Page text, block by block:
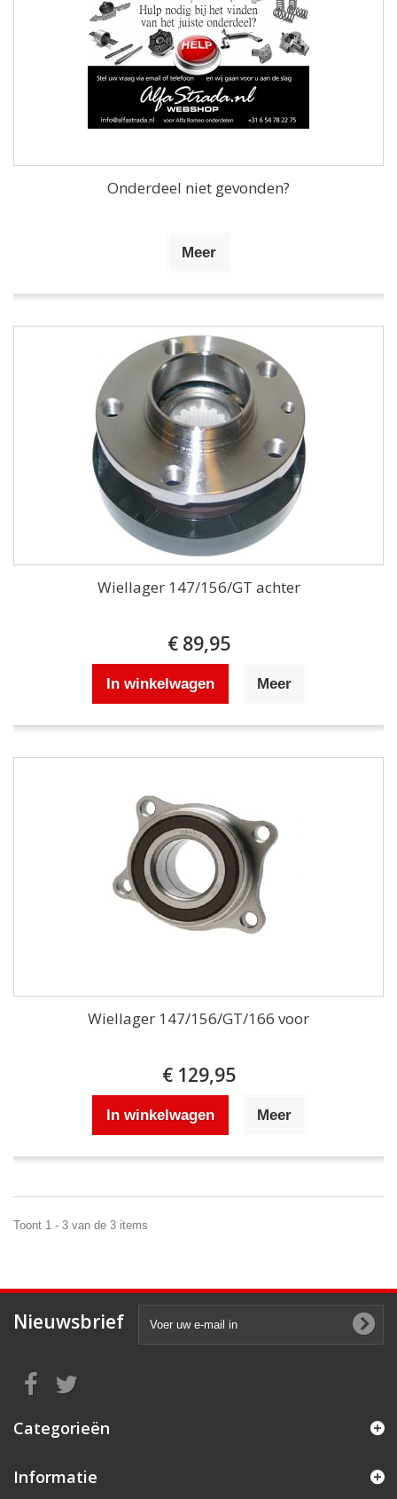
Onderdeel niet gevonden?
Meer
Wiellager 147/156/GT achter
€ 89,95
In winkelwagen Meer
Wiellager 147/156/GT/166 voor
€ 129,95
In winkelwagen Meer
Toont 1 - 3 van de 3 items
Nieuwsbrief
Categorieën
Informatie